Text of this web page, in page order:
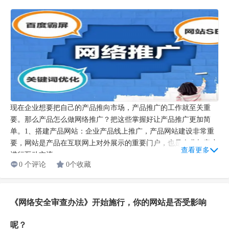
现在企业想要把自己的产品推向市场，产品推广的工作就至关重
要。那么产品怎么做网络推广？把这些掌握好让产品推广更加简
单。1、搭建产品网站：企业产品线上推广，产品网站建设非常重
要，网站是产品在互联网上对外展示的重要门户，也是企业与客户
进行互动交流...
查看更多
0 个评论
0个收藏
《网络安全审查办法》开始施行，你的网站是否受影响
呢？